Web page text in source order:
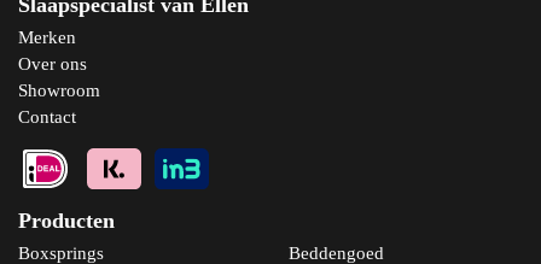
Bekijk product
Slaapspecialist van Ellen
Merken
Over ons
Showroom
Contact
Producten
Boxsprings
Beddengoed